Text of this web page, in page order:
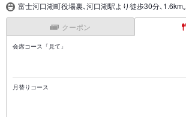
富士河口湖町役場裏､河口湖駅より徒歩30分､1.6km｡
クーポン
会席コース「見て」
月替りコース